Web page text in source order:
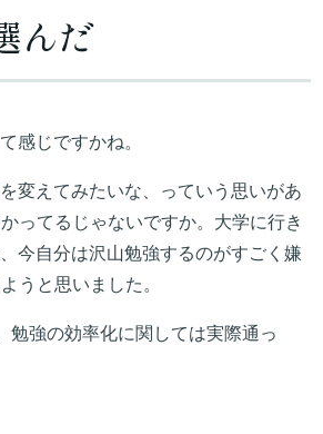
んだ
感じですかね。
変えてみたいな、っていう思いがあ
ってるじゃないですか。大学に行き
今自分は沢山勉強するのがすごく嫌
うと思いました。
勉強の効率化に関しては実際通っ